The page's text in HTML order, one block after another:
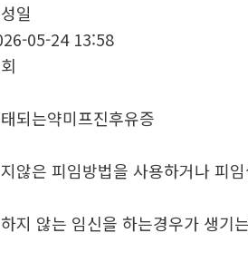
일
05-24 13:58
되는약미프진후유증
않은 피임방법을 사용하거나 피
지 않는 임신을 하는경우가 생기